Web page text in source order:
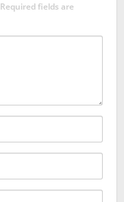
Required fields are